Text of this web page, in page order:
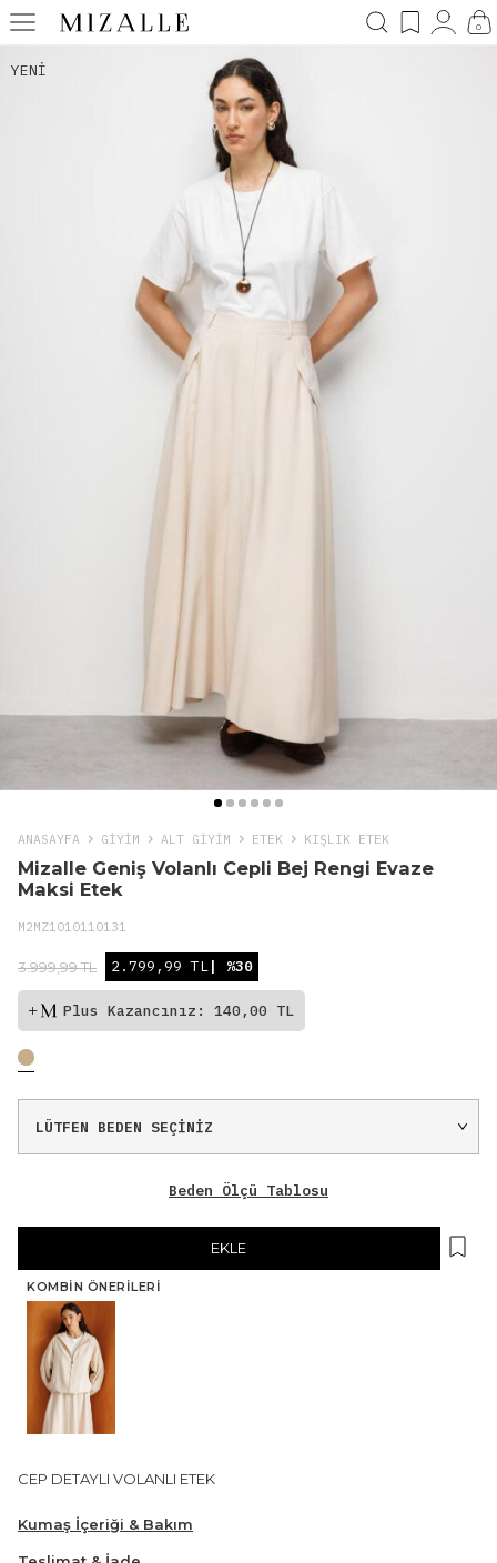
0
YENI
ANASAYFA GIYIM ALT GİYİM ETEK KIŞLIK ETEK
Mizalle Geniş Volanlı Cepli Bej Rengi Evaze
Maksi Etek
M2MZ1010110131
3.999,99 TL 2.799,99 TL| %30
Plus Kazancınız: 140,00 TL
Beden Ölçü Tablosu
EKLE
KOMBIN ÖNERILERI
CEP DETAYLI VOLANLI ETEK
Kumaş İçeriği & Bakım